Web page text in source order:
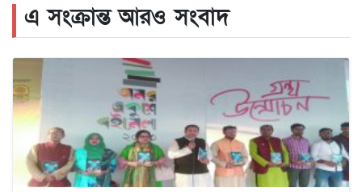
এ সংক্রান্ত আরও সংবাদ